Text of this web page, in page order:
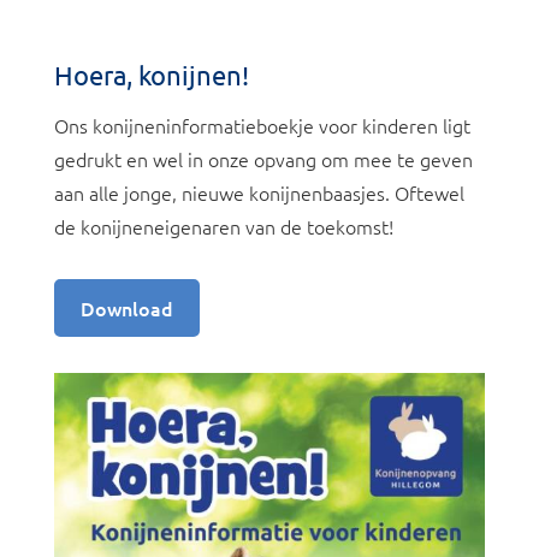
Hoera, konijnen!
Ons konijneninformatieboekje voor kinderen ligt
gedrukt en wel in onze opvang om mee te geven
aan alle jonge, nieuwe konijnenbaasjes. Oftewel
de konijneneigenaren van de toekomst!
Download